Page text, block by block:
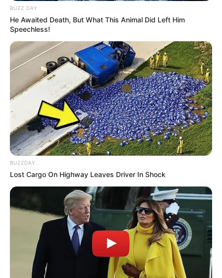
Fita de cetim ou fio de juta para decorar a
vela
Passo a Passo
1. Com a faca, pique as velas em pequenos
pedaços e retire o pavio.
2. Coloque a vela cortada dentro da panela
esmaltada; leve-a para o banho-maria. Mexa de
vez em quando para ajudar no derretimento.
BUZZ DAY
He Awaited Death, But What This Animal Did Left Him
Speechless!
BUZZDAY
Lost Cargo On Highway Leaves Driver In Shock